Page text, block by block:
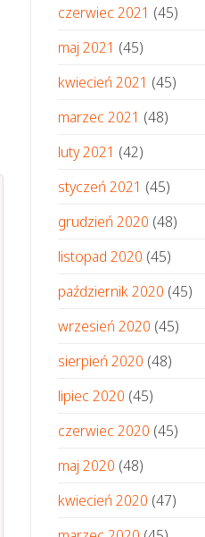
czerwiec 2021 (45)
maj 2021 (45)
kwiecień 2021 (45)
marzec 2021 (48)
luty 2021 (42)
styczeń 2021 (45)
grudzień 2020 (48)
listopad 2020 (45)
październik 2020 (45)
wrzesień 2020 (45)
sierpień 2020 (48)
lipiec 2020 (45)
czerwiec 2020 (45)
maj 2020 (48)
kwiecień 2020 (47)